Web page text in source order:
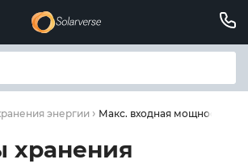
энергии Макс. входная мощность PV
хранения